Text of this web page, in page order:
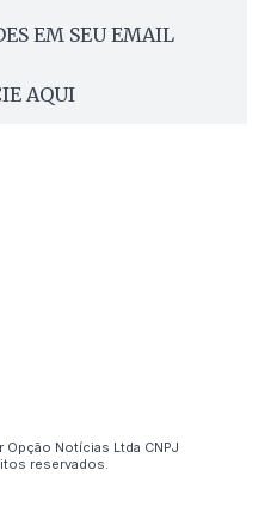
EM SEU EMAIL
AQUI
Notícias Ltda CNPJ
reservados.